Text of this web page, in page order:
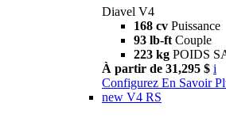
Diavel V4
168 cv Puissance
93 lb-ft Couple
223 kg POIDS
À partir de 31,295 $ i
Configurez En Savoir
new V4 RS